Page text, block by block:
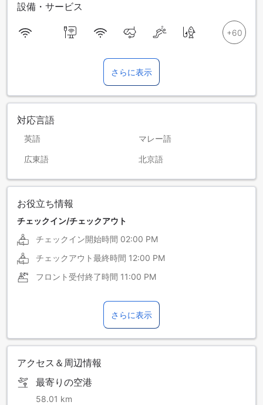
設備・サービス
さらに表示
対応言語
英語 マレー語
広東語 北京語
お役立ち情報
チェックイン/チェックアウト
チェックイン開始時間 02:00 PM
チェックアウト最終時間 12:00 PM
フロント受付終了時間 11:00 PM
さらに表示
アクセス＆周辺情報
最寄りの空港
58.01 km